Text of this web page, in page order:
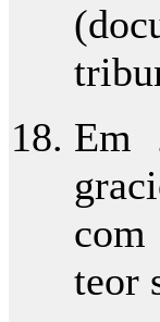
Em
teor